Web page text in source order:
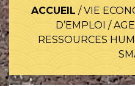
ACCUEIL /VIE
D’EMPLOI /
RESSOURCES